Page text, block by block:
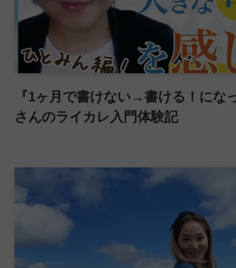
『1ヶ月で書けない→書ける！にな
さんのライカレ入門体験記